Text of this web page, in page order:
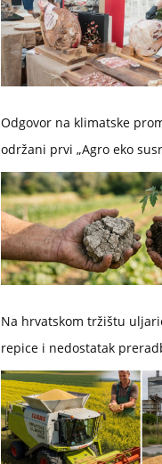
Odgovor na klimatske
održani prvi „Agro eko
Na hrvatskom tržištu
repice i nedostatak
soju